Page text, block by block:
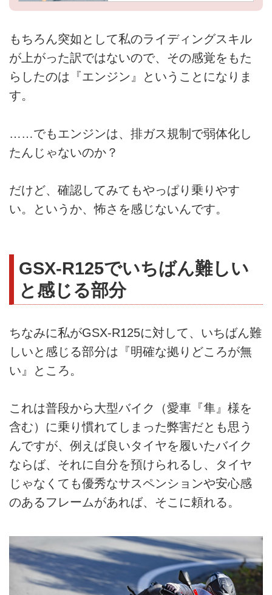
もちろん突如として私のライディングスキル
が上がった訳ではないので、その感覚をもた
らしたのは『エンジン』ということになりま
す。
……でもエンジンは、排ガス規制で弱体化し
たんじゃないのか？
だけど、確認してみてもやっぱり乗りやす
い。というか、怖さを感じないんです。
GSX-R125でいちばん難しい
と感じる部分
ちなみに私がGSX-R125に対して、いちばん難
しいと感じる部分は『明確な拠りどころが無
い』ところ。
これは普段から大型バイク（愛車『隼』様を
含む）に乗り慣れてしまった弊害だとも思う
んですが、例えば良いタイヤを履いたバイク
ならば、それに自分を預けられるし、タイヤ
じゃなくても優秀なサスペンションや安心感
のあるフレームがあれば、そこに頼れる。